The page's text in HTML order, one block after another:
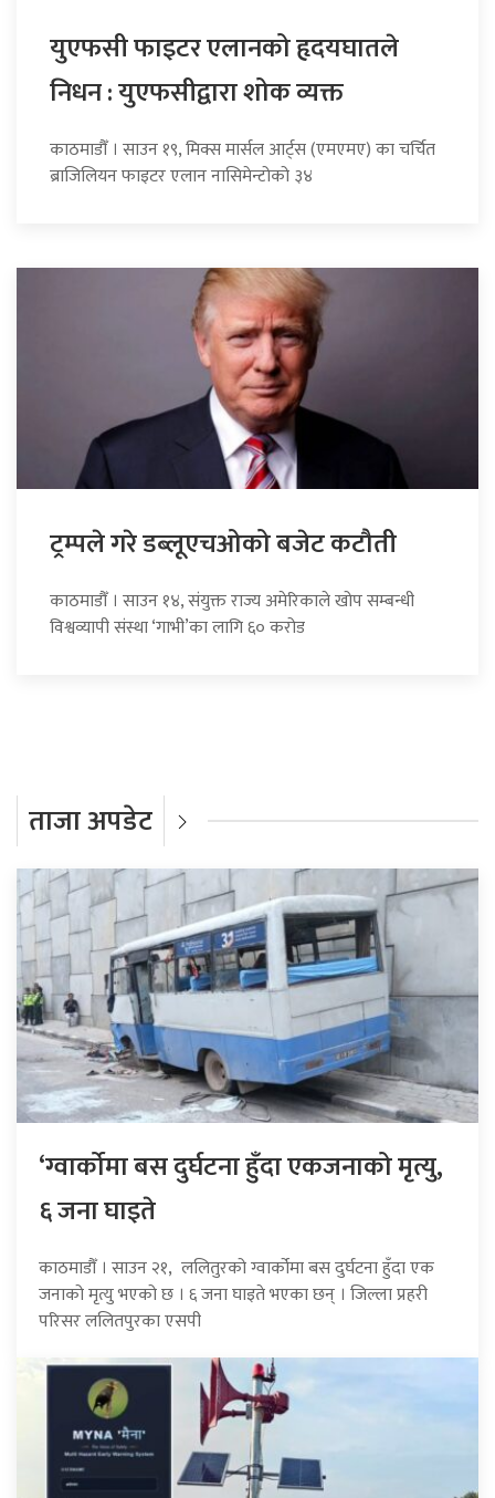
युएफसी फाइटर एलानको हृदयघातले
निधन : युएफसीद्वारा शोक व्यक्त
काठमाडौँ । साउन १९, मिक्स मार्सल आर्ट्स (एमएमए) का चर्चित
ब्राजिलियन फाइटर एलान नासिमेन्टोको ३४
ट्रम्पले गरे डब्लूएचओको बजेट कटौती
काठमाडौँ । साउन १४, संयुक्त राज्य अमेरिकाले खोप सम्बन्धी
विश्वव्यापी संस्था ‘गाभी’का लागि ६० करोड
ताजा अपडेट
‘ग्वार्कोमा बस दुर्घटना हुँदा एकजनाको मृत्यु,
६ जना घाइते
काठमाडौँ । साउन २१, ललितुरको ग्वार्कोमा बस दुर्घटना हुँदा एक
जनाको मृत्यु भएको छ । ६ जना घाइते भएका छन् । जिल्ला प्रहरी
परिसर ललितपुरका एसपी